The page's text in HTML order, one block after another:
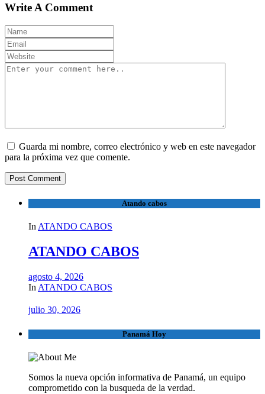
Write A Comment
Guarda mi nombre, correo electrónico y web en este navegador
para la próxima vez que comente.
Atando cabos
In ATANDO CABOS
ATANDO CABOS
agosto 4, 2026
In ATANDO CABOS
julio 30, 2026
Panamá Hoy
Somos la nueva opción informativa de Panamá, un equipo
comprometido con la busqueda de la verdad.